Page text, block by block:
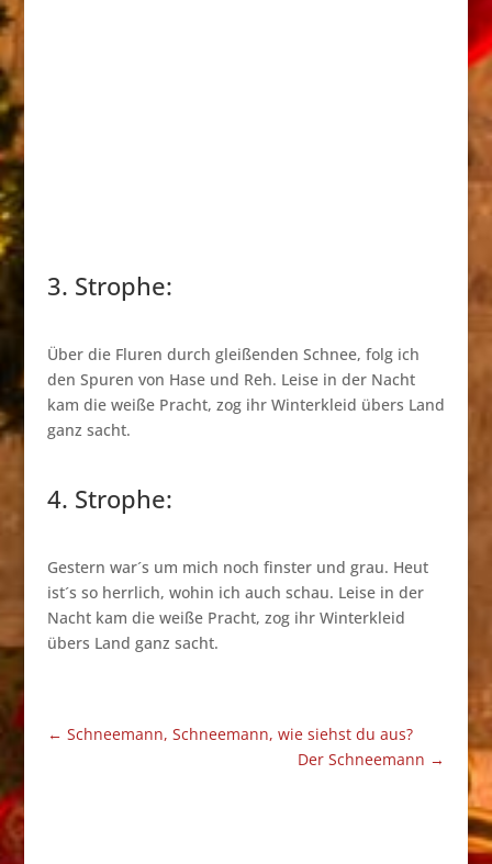
3. Strophe:
Über die Fluren durch gleißenden Schnee, folg ich
den Spuren von Hase und Reh. Leise in der Nacht
kam die weiße Pracht, zog ihr Winterkleid übers Land
ganz sacht.
4. Strophe:
Gestern war´s um mich noch finster und grau. Heut
ist´s so herrlich, wohin ich auch schau. Leise in der
Nacht kam die weiße Pracht, zog ihr Winterkleid
übers Land ganz sacht.
← Schneemann, Schneemann, wie siehst du aus?
Der Schneemann →